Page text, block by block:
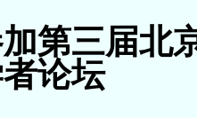
第三届北
论坛